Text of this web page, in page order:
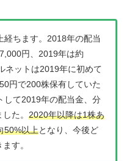
経ちます。2018年の配当
円、2019年は約
ネットは2019年に初めて
円で200株保有していた
して2019年の配当金、分
した。2020年以降は1株あ
50%以上となり、今後ど
す。